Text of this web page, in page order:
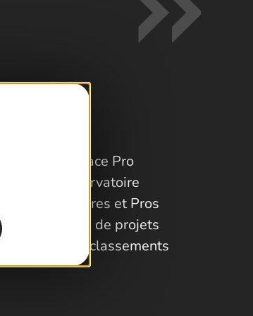
Espace Pro
Observatoire
Partenaires et Pros
Porteurs de projets
Labels et classements